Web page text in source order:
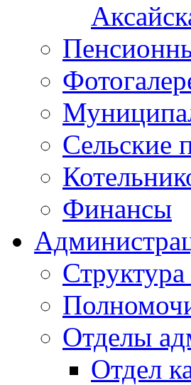
Сельские
Финансы
Отделы
Отдел